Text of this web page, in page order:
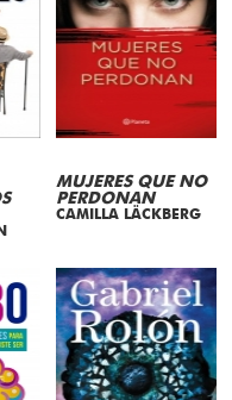
MUJERES QUE NO
PERDONAN
CAMILLA LÄCKBERG